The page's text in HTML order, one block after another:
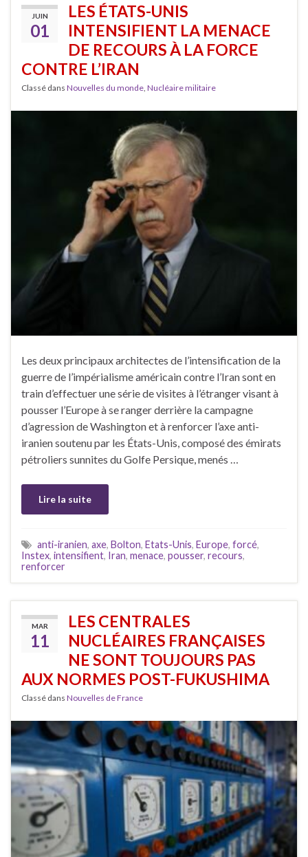
JUIN
01
LES ÉTATS-UNIS
INTENSIFIENT LA MENACE
DE RECOURS À LA FORCE
CONTRE L’IRAN
Classé dans Nouvelles du monde Nucléaire militaire
Les deux principaux architectes de l’intensification de la
guerre de l’impérialisme américain contre l’Iran sont en
train d’effectuer une série de visites à l’étranger visant à
pousser l’Europe à se ranger derrière la campagne
d’agression de Washington et à renforcer l’axe anti-
iranien soutenu par les États-Unis, composé des émirats
pétroliers sunnites du Golfe Persique, menés …
Lire la suite
anti-iranien, axe, Bolton, Etats-Unis, Europe, forcé,
Instex, intensifient, Iran, menace, pousser, recours,
renforcer
MAR
11
LES CENTRALES
NUCLÉAIRES FRANÇAISES
NE SONT TOUJOURS PAS
AUX NORMES POST-FUKUSHIMA
Classé dans Nouvelles de France